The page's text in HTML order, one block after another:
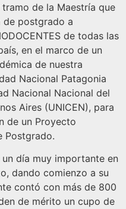
de la Maestría que
de postgrado a
de todas las
en el marco de un
de nuestra
Nacional Patagonia
Nacional Nacional del
Aires (UNICEN), para
de un Proyecto
Postgrado.
día muy importante en
dando comienzo a su
contó con más de 800
de mérito un cupo de